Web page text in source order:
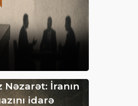
İranın
idarə